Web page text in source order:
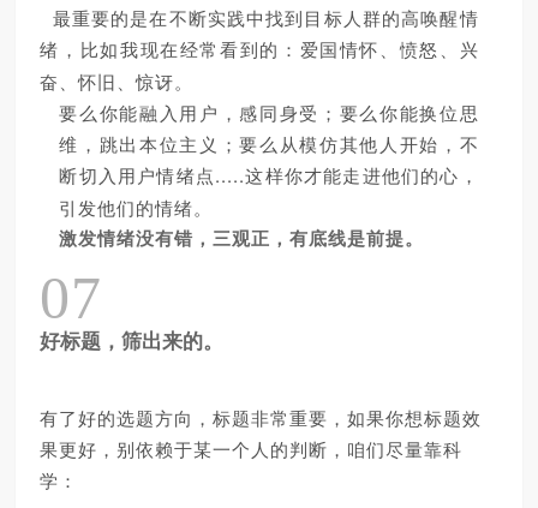
最重要的是在不断实践中找到目标人群的高唤醒情
绪，比如我现在经常看到的：爱国情怀、愤怒、兴
奋、怀旧、惊讶。
要么你能融入用户，感同身受；要么你能换位思
维，跳出本位主义；要么从模仿其他人开始，不
断切入用户情绪点.....这样你才能走进他们的心，
引发他们的情绪。
激发情绪没有错，三观正，有底线是前提。
07
好标题，筛出来的。
有了好的选题方向，标题非常重要，如果你想标题效
果更好，别依赖于某一个人的判断，咱们尽量靠科
学：